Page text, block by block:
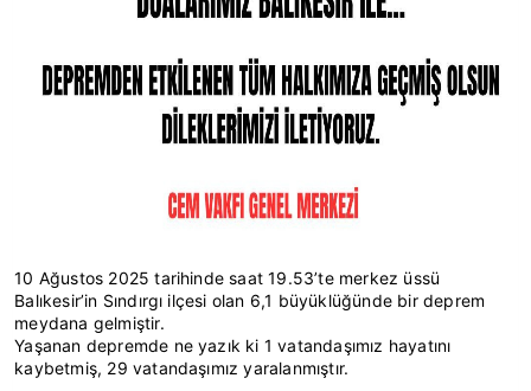
10 Ağustos 2025 tarihinde saat 19.53’te merkez üssü
Balıkesir’in Sındırgı ilçesi olan 6,1 büyüklüğünde bir deprem
meydana gelmiştir.
Yaşanan depremde ne yazık ki 1 vatandaşımız hayatını
kaybetmiş, 29 vatandaşımız yaralanmıştır.